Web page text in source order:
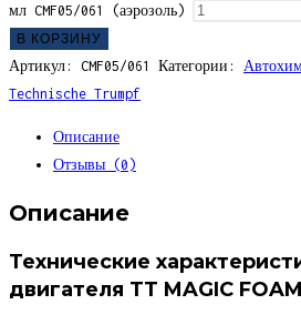
мл CMF05/061 (аэрозоль)
В КОРЗИНУ
Артикул: CMF05/061 Категории:
Technische Trumpf
Описание
Отзывы (0)
Описание
Технические
двигателя TT MAGIC